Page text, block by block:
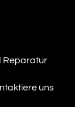
Reparatur
uns